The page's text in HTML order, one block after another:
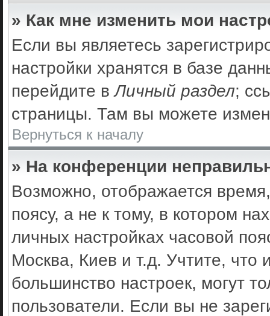
» Как мне изменить мои
Если вы являетесь
настройки хранятся в базе
перейдите вЛичный раздел;
страницы. Там вы можете
Вернуться к началу
» На конференции
Возможно, отображается
поясу, а не к тому, в котором
личных настройках часовой
Москва, Киев и т.д. Учтите, что
большинство настроек, могут
пользователи. Если вы не